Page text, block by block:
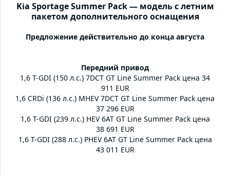
Kia Sportage Summer Pack — модель с летним
пакетом дополнительного оснащения
Предложение действительно до конца августа
Передний привод
1,6 T-GDI (150 л.с.) 7DCT GT Line Summer Pack цена 34
911 EUR
1,6 CRDi (136 л.с.) MHEV 7DCT GT Line Summer Pack цена
37 296 EUR
1,6 T-GDI (239 л.с.) HEV 6AT GT Line Summer Pack цена
38 691 EUR
1,6 T-GDI (288 л.с.) PHEV 6AT GT Line Summer Pack цена
43 011 EUR